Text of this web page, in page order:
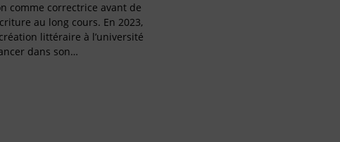
comme correctrice avant de
au long cours. En 2023,
littéraire à l’université
dans son…